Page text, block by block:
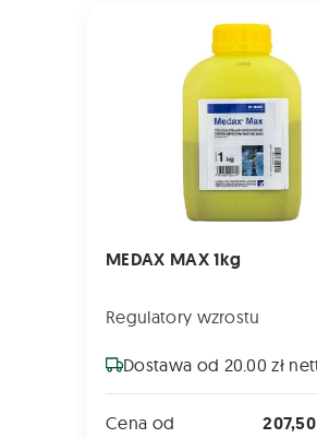
MEDAX MAX 1kg
Regulatory wzrostu
Dostawa od 20.00 zł
Cena od